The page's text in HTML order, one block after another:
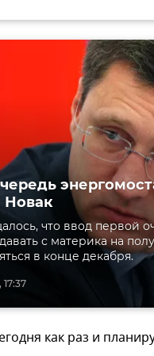
Новак
что ввод первой
с материка на
в конце декабря.
как раз и